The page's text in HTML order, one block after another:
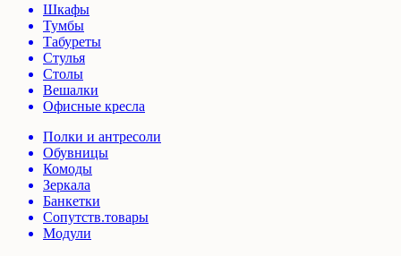
Шкафы
Тумбы
Табуреты
Стулья
Столы
Вешалки
Офисные кресла
Полки и антресоли
Обувницы
Комоды
Зеркала
Банкетки
Сопутств.товары
Модули